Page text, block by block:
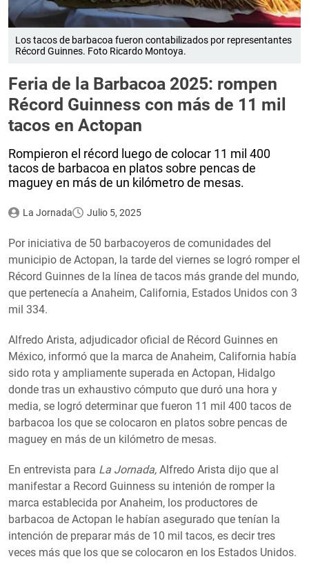
Los tacos de barbacoa fueron contabilizados por representantes
Récord Guinnes. Foto Ricardo Montoya.
Feria de la Barbacoa 2025: rompen
Récord Guinness con más de 11 mil
tacos en Actopan
Rompieron el récord luego de colocar 11 mil 400
tacos de barbacoa en platos sobre pencas de
maguey en más de un kilómetro de mesas.
La Jornada Julio 5, 2025
Por iniciativa de 50 barbacoyeros de comunidades del
municipio de Actopan, la tarde del viernes se logró romper el
Récord Guinnes de la línea de tacos más grande del mundo,
que pertenecía a Anaheim, California, Estados Unidos con 3
mil 334.
Alfredo Arista, adjudicador oficial de Récord Guinnes en
México, informó que la marca de Anaheim, California había
sido rota y ampliamente superada en Actopan, Hidalgo
donde tras un exhaustivo cómputo que duró una hora y
media, se logró determinar que fueron 11 mil 400 tacos de
barbacoa los que se colocaron en platos sobre pencas de
maguey en más de un kilómetro de mesas.
En entrevista para La Jornada, Alfredo Arista dijo que al
manifestar a Record Guinness su intenión de romper la
marca establecida por Anaheim, los productores de
barbacoa de Actopan le habían asegurado que tenían la
intención de preparar más de 10 mil tacos, es decir tres
veces más que los que se colocaron en los Estados Unidos.